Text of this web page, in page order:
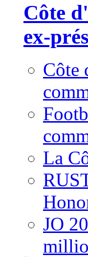
Côte
ex-
Côte
La
JO